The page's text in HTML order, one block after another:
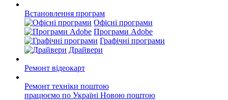
Встановлення програм
Офісні програми
Програми Adobe
Графічні програми
Драйвери
Ремонт відеокарт
Ремонт техніки поштою
працюємо по Україні Новою поштою